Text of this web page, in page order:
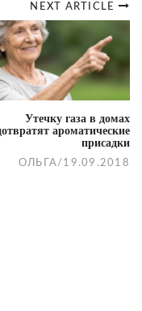
NEXT ARTICLE
Утечку газа в домах
ароматические
присадки
ОЛЬГА / 19.09.2018